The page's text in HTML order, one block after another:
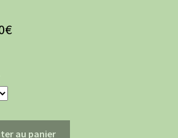
€Plage
à
au panier